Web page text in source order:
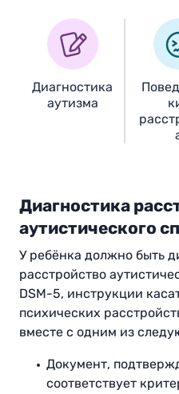
Диагностика
аутизма
Диагностика
аутистического
У ребёнка должно быть
расстройство
DSM-5, инструкции
психических
вместе с одним из
Документ,
соответствует